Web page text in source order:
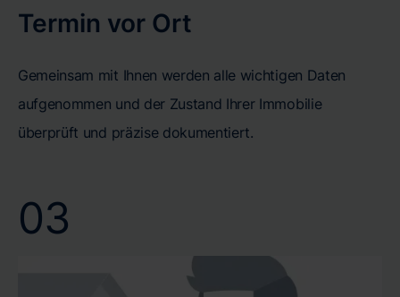
Termin vor Ort
Gemeinsam mit Ihnen werden alle wichtigen Daten
aufgenommen und der Zustand Ihrer Immobilie
überprüft und präzise dokumentiert.
03